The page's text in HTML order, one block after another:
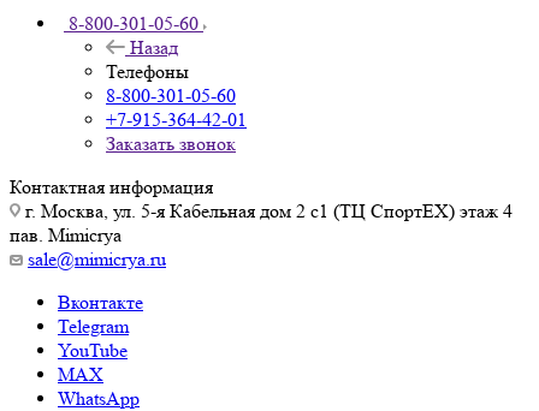
8-800-301-05-60
Назад
Телефоны
8-800-301-05-60
+7-915-364-42-01
Заказать звонок
Контактная информация
г. Москва, ул. 5-я Кабельная дом 2 с1 (ТЦ СпортEX) этаж 4
пав. Mimicrya
sale@mimicrya.ru
Вконтакте
Telegram
YouTube
MAX
WhatsApp